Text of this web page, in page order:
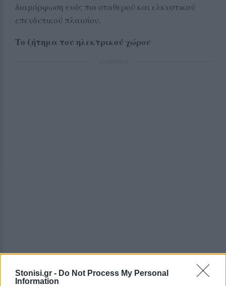
Stonisi.gr - Do Not Process My Personal
Information
διαμόρφωση ενός πιο σταθερού και ελκυστικού
επενδυτικού πλαισίου.
Το ζήτημα του ηλεκτρικού χώρου